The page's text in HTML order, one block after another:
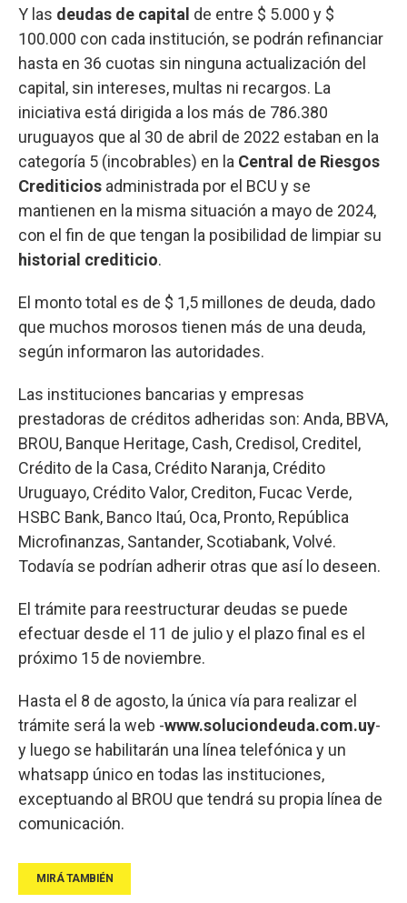
Y las deudas de capital de entre $ 5.000 y $
100.000 con cada institución, se podrán refinanciar
hasta en 36 cuotas sin ninguna actualización del
capital, sin intereses, multas ni recargos. La
iniciativa está dirigida a los más de 786.380
uruguayos que al 30 de abril de 2022 estaban en la
categoría 5 (incobrables) en la Central de Riesgos
Crediticios administrada por el BCU y se
mantienen en la misma situación a mayo de 2024,
con el fin de que tengan la posibilidad de limpiar su
historial crediticio.
El monto total es de $ 1,5 millones de deuda, dado
que muchos morosos tienen más de una deuda,
según informaron las autoridades.
Las instituciones bancarias y empresas
prestadoras de créditos adheridas son: Anda, BBVA,
BROU, Banque Heritage, Cash, Credisol, Creditel,
Crédito de la Casa, Crédito Naranja, Crédito
Uruguayo, Crédito Valor, Crediton, Fucac Verde,
HSBC Bank, Banco Itaú, Oca, Pronto, República
Microfinanzas, Santander, Scotiabank, Volvé.
Todavía se podrían adherir otras que así lo deseen.
El trámite para reestructurar deudas se puede
efectuar desde el 11 de julio y el plazo final es el
próximo 15 de noviembre.
Hasta el 8 de agosto, la única vía para realizar el
trámite será la web -www.soluciondeuda.com.uy-
y luego se habilitarán una línea telefónica y un
whatsapp único en todas las instituciones,
exceptuando al BROU que tendrá su propia línea de
comunicación.